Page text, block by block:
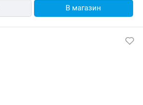
В магазин